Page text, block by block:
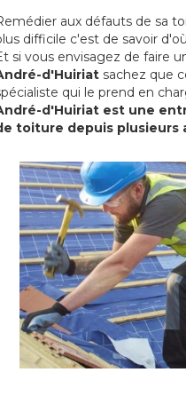
aux défauts de sa
difficile c'est de savoir
si vous envisagez de faire
d'Huiriat sachez que
qui le prend en
d'Huiriat est une
toiture depuis plusieurs